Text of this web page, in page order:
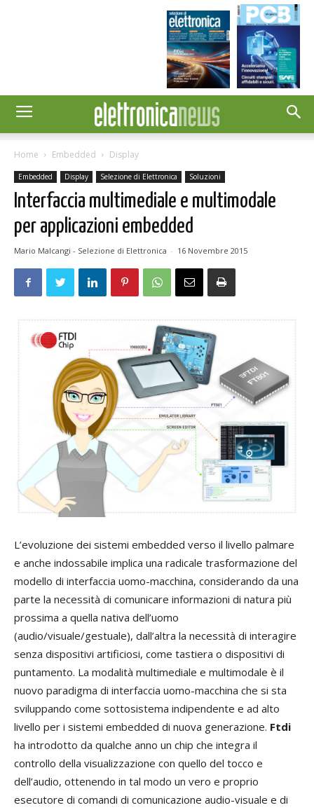
Home Embedded Display
Embedded Display Selezione di Elettronica Soluzioni
Interfaccia multimediale e multimodale
per applicazioni embedded
Mario Malcangi - Selezione di Elettronica - 16 Novembre 2015
L’evoluzione dei sistemi embedded verso il livello palmare
e anche indossabile implica una radicale trasformazione del
modello di interfaccia uomo-macchina, considerando da una
parte la necessità di comunicare informazioni di natura più
prossima a quella nativa dell’uomo
(audio/visuale/gestuale), dall’altra la necessità di interagire
senza dispositivi artificiosi, come tastiera o dispositivi di
puntamento. La modalità multimediale e multimodale è il
nuovo paradigma di interfaccia uomo-macchina che si sta
sviluppando come sottosistema indipendente e ad alto
livello per i sistemi embedded di nuova generazione. Ftdi
ha introdotto da qualche anno un chip che integra il
controllo della visualizzazione con quello del tocco e
dell’audio, ottenendo in tal modo un vero e proprio
esecutore di comandi di comunicazione audio-visuale e di